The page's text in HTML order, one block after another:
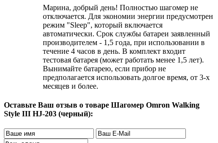
Марина, добрый день! Полностью шагомер не
отключается. Для экономии энергии предусмотрен
режим "Sleep", который включается
автоматически. Срок службы батареи заявленный
производителем - 1,5 года, при использовании в
течение 4 часов в день. В комплект входит
тестовая батарея (может работать менее 1,5 лет).
Вынимайте батарею, если прибор не
предполагается использовать долгое время, от 3-х
месяцев и более.
Оставьте Ваш отзыв о товаре Шагомер Omron Walking
Style III HJ-203 (черный):